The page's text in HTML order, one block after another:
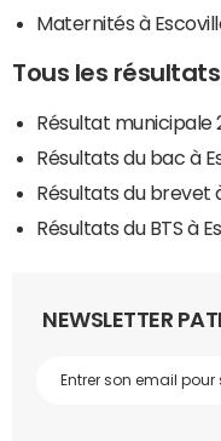
Maternités à
Tous les
Résultat municipale
Résultats du bac à
Résultats du brevet
Résultats du BTS à
NEWSLETTER